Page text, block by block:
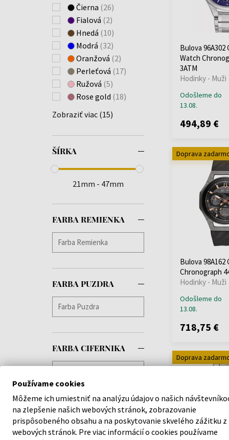
Engelsrufer(+3)
ETT Eco Tech Time
(+68)
Festina(+846)
Forever(+4)
Fossil(+4)
Frederique Constant
(+1)
Garett(+2)
GUESS LADIES
Hammer(+1)
Huawei (+6)
Ingersoll(+81)
Jacques Lemans
(+191)
Jaguar(+247)
Jowissa(+17)
Lacoste(+20)
Lee Cooper(+208)
Lorus(+218)
Louis XVI(+62)
Luminox(+2)
Marc Jacobs(+1)
Maserati(+345)
Maurice Lacroix
Michael Kors(+695)
Mondaine(+58)
Morellato (+9)
MVMT (+8)
Čierna (26)
Fialová (2)
Hnedá (10)
Modrá (32)
Oranžová (2)
Perleťová (17)
Ružová (5)
Rose gold (18)
Zobraziť viac (15)
ŠÍRKA
21mm - 47mm
FARBA REMIENKA
FARBA PUZDRA
FARBA CIFERNIKA
Bulova 96A302
Watch
3ATM
Hodinky - Muži
Odošleme do
13.08.
494,89 €
Doprava
Bulova 98A162
Chronograph
Hodinky - Muži
Odošleme do
13.08.
718,75 €
Doprava
Používame cookies
Môžeme ich umiestniť na analýzu údajov o našich
na zlepšenie našich webových stránok, zobrazovanie
prispôsobeného obsahu a na poskytovanie skvelého zážitku z
webových stránok. Pre viac informácií o cookies používame